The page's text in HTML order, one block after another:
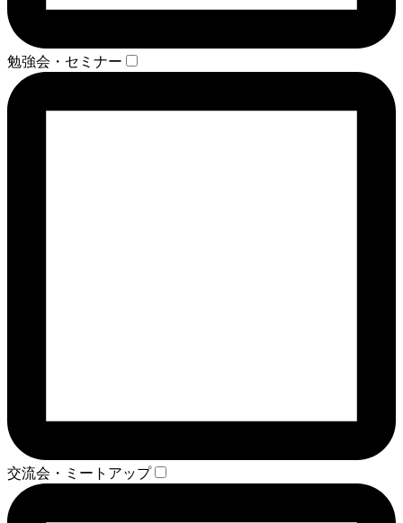
勉強会・セミナー
交流会・ミートアップ